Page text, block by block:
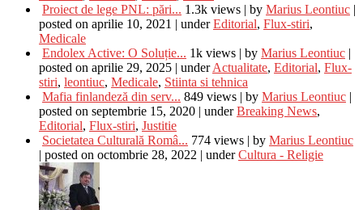
Proiect de lege PNL: pări... 1.3k views | by Marius Leontiuc |
posted on aprilie 10, 2021 | underEditorial, Flux-stiri,
Medicale
Endolex Active: O Soluție... 1k views | by Marius Leontiuc |
posted on aprilie 29, 2025 | underActualitate, Editorial, Flux-
stiri, leontiuc, Medicale, Stiinta si tehnica
Mafia finlandeză din serv... 849 views | by Marius Leontiuc |
posted on septembrie 15, 2020 | underBreaking News,
Editorial, Flux-stiri, Justitie
Societatea Culturală Româ... 774 views | by Marius Leontiuc
| posted on octombrie 28, 2022 | underCultura - Religie